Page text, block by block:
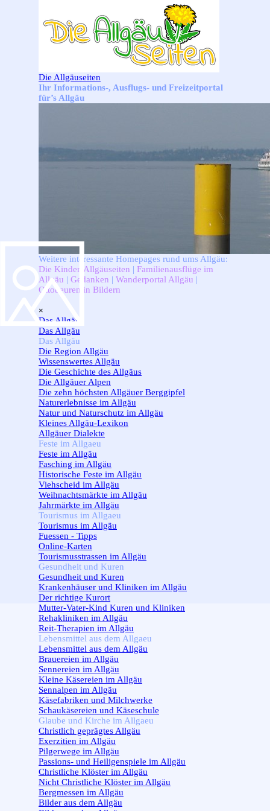
Die Allgäuseiten
Ihr Informations-, Ausflugs- und Freizeitportal
für’s Allgäu
Weitere interessante Homepages rund ums Allgäu:
Die Kinder-Allgäuseiten | Familienausflüge im
Allgäu | Gedanken | Wanderportal Allgäu |
Ottobeuren in Bildern
×
Das Allgäu
Das Allgäu
Das Allgäu
Die Region Allgäu
Wissenswertes Allgäu
Die Geschichte des Allgäus
Die Allgäuer Alpen
Die zehn höchsten Allgäuer Berggipfel
Naturerlebnisse im Allgäu
Natur und Naturschutz im Allgäu
Kleines Allgäu-Lexikon
Allgäuer Dialekte
Feste im Allgaeu
Feste im Allgäu
Fasching im Allgäu
Historische Feste im Allgäu
Viehscheid im Allgäu
Weihnachtsmärkte im Allgäu
Jahrmärkte im Allgäu
Tourismus im Allgaeu
Tourismus im Allgäu
Fuessen - Tipps
Online-Karten
Tourismusstrassen im Allgäu
Gesundheit und Kuren
Gesundheit und Kuren
Krankenhäuser und Kliniken im Allgäu
Der richtige Kurort
Mutter-Vater-Kind Kuren und Kliniken
Rehakliniken im Allgäu
Reit-Therapien im Allgäu
Lebensmittel aus dem Allgaeu
Lebensmittel aus dem Allgäu
Brauereien im Allgäu
Sennereien im Allgäu
Kleine Käsereien im Allgäu
Sennalpen im Allgäu
Käsefabriken und Milchwerke
Schaukäsereien und Käseschule
Glaube und Kirche im Allgaeu
Christlich geprägtes Allgäu
Exerzitien im Allgäu
Pilgerwege im Allgäu
Passions- und Heiligenspiele im Allgäu
Christliche Klöster im Allgäu
Nicht Christliche Klöster im Allgäu
Bergmessen im Allgäu
Bilder aus dem Allgäu